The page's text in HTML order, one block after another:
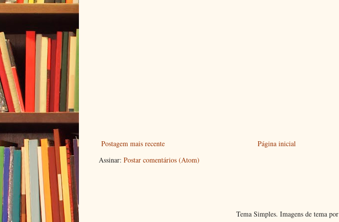
Postagem mais recente
Página inicial
Assinar: Postar comentários (Atom)
Tema Simples. Imagens de tema por